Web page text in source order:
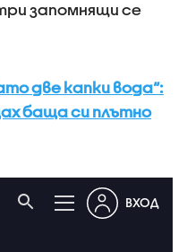
запомнящи се
две капки вода“:
баща си плътно